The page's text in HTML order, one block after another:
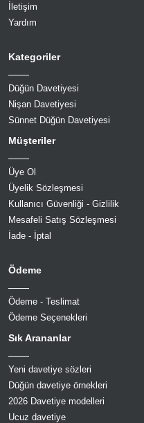
İletişim
Yardım
Kategoriler
Düğün Davetiyesi
Nişan Davetiyesi
Sünnet Düğün Davetiyesi
Müşteriler
Üye Ol
Üyelik Sözleşmesi
Kullanıcı Güvenliği - Gizlilik
Mesafeli Satış Sözleşmesi
İade - İptal
Ödeme
Ödeme - Teslimat
Ödeme Seçenekleri
Sık Arananlar
Yeni davetiye sözleri
Düğün davetiye örnekleri
2026 Davetiye modelleri
Ucuz davetiye